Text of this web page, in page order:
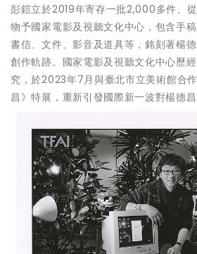
彭鎧立於2019年寄存一批2,000多件、
物予國家電影及視聽文化中心，包含手稿
書信、文件、影音及道具等，銘刻著楊
創作軌跡。國家電影及視聽文化中心歷
究，於2023年7月與臺北市立美術館合
昌》特展，重新引發國際新一波對楊德昌